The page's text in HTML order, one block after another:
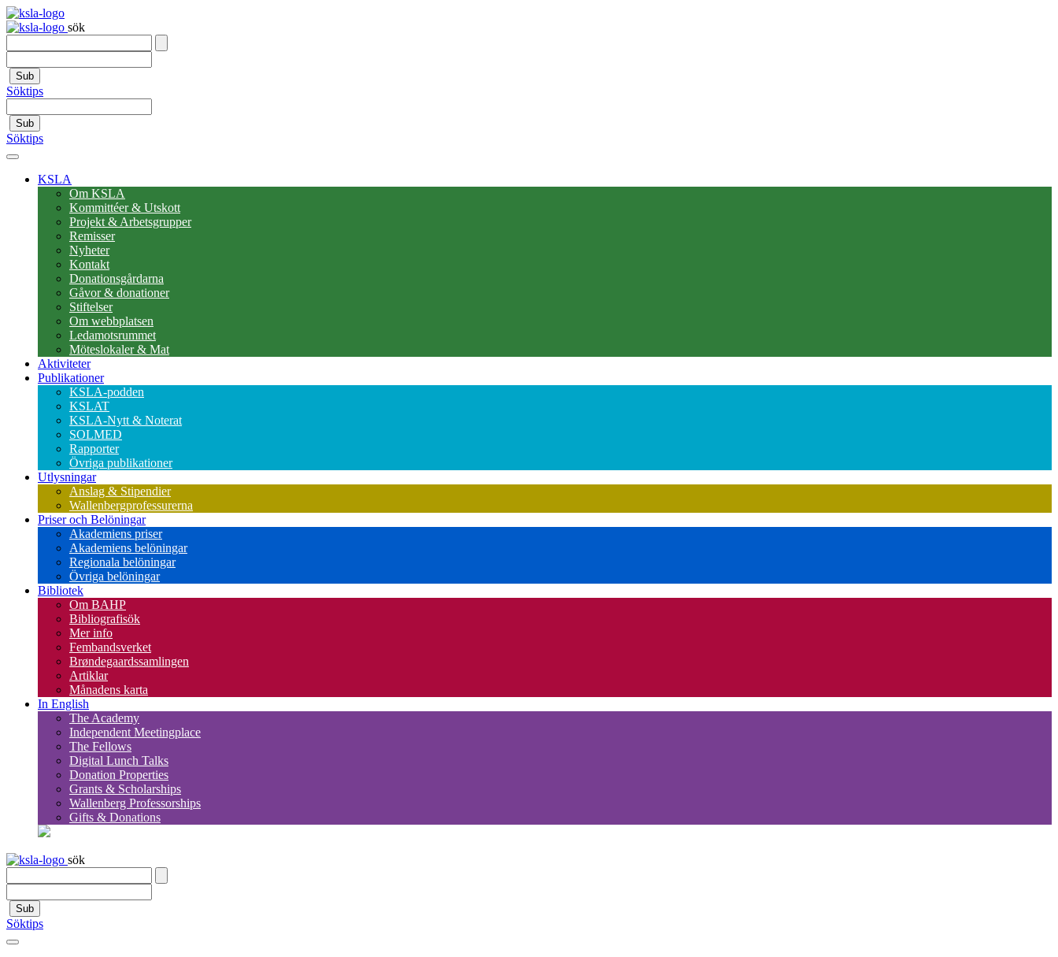
sök
Sub
Söktips
Sub
Söktips
KSLA
Om KSLA
Kommittéer & Utskott
Projekt & Arbetsgrupper
Remisser
Nyheter
Kontakt
Donationsgårdarna
Gåvor & donationer
Stiftelser
Om webbplatsen
Ledamotsrummet
Möteslokaler & Mat
Aktiviteter
Publikationer
KSLA-podden
KSLAT
KSLA-Nytt & Noterat
SOLMED
Rapporter
Övriga publikationer
Utlysningar
Anslag & Stipendier
Wallenbergprofessurerna
Priser och Belöningar
Akademiens priser
Akademiens belöningar
Regionala belöningar
Övriga belöningar
Bibliotek
Om BAHP
Bibliografisök
Mer info
Fembandsverket
Brøndegaardssamlingen
Artiklar
Månadens karta
In English
The Academy
Independent Meetingplace
The Fellows
Digital Lunch Talks
Donation Properties
Grants & Scholarships
Wallenberg Professorships
Gifts & Donations
sök
Sub
Söktips